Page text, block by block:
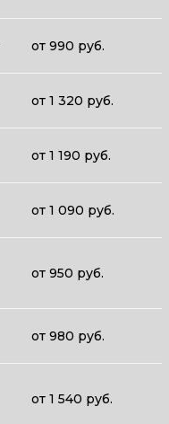
от 990 руб.
от 1 320 руб.
от 1 190 руб.
от 1 090 руб.
от 950 руб.
от 980 руб.
от 1 540 руб.